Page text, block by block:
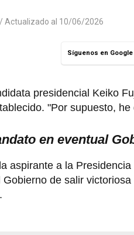
/ Actualizado al 10/06/2026
Síguenos en Google
presidencial Keiko
"Por supuesto, he
en eventual
aspirante a la
de salir
.